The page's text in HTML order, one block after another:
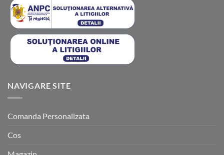
NAVIGARE SITE
Comanda Personalizata
Cos